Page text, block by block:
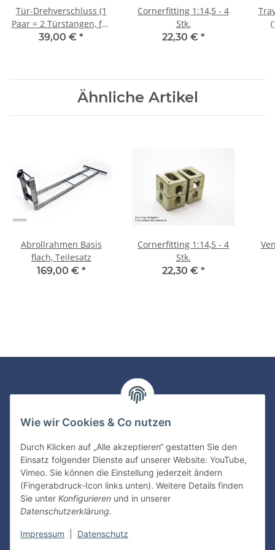
Tür-Drehverschluss (1
Paar = 2 Türstangen, für
M1)
39,00 € *
Cornerfitting 1:14,5 - 4
Stk.
22,30 € *
Ähnliche Artikel
Abrollrahmen Basis
flach, Teilesatz
169,00 € *
Cornerfitting 1:14,5 - 4
Stk.
22,30 € *
Newsletter Abonnieren
Bitte senden Sie mir entsprechend Ihrer
Datenschutzerklärungregelmäßig und jederzeit widerruflich
Informationen zu Ihrem Produktsortiment per E-Mail zu.
Abonnieren
Informationen
Wie wir Cookies & Co nutzen
Durch Klicken auf „Alle akzeptieren“ gestatten Sie den
Einsatz folgender Dienste auf unserer Website: YouTube,
Vimeo. Sie können die Einstellung jederzeit ändern
(Fingerabdruck-Icon links unten). Weitere Details finden
Sie unter Konfigurieren und in unserer
Datenschutzerklärung.
Impressum Datenschutz